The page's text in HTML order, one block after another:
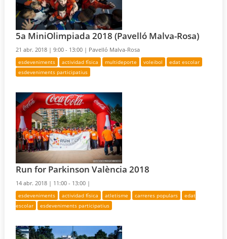
5a MiniOlimpiada 2018 (Pavelló Malva-Rosa)
21 abr. 2018 |9:00 - 13:00 | Pavelló Malva-Rosa
esdeveniments actividad física multideporte voleibol
edat escolar
esdeveniments participatius
Run for Parkinson València 2018
14 abr. 2018 | 11:00 - 13:00 |
esdeveniments actividad física atletisme carreres populars
edat
escolar
esdeveniments participatius